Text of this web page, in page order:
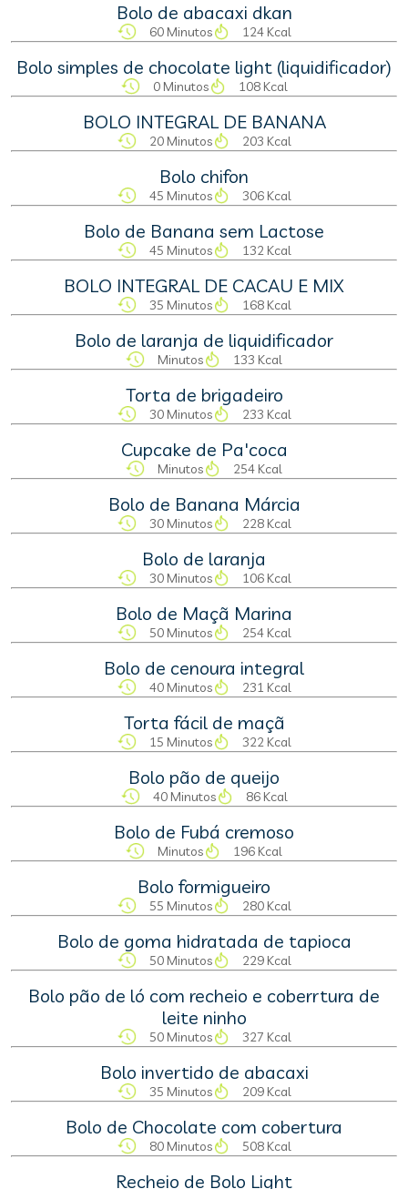
Bolo de abacaxi dkan
60 Minutos 124 Kcal
Bolo simples de chocolate light (liquidificador)
0 Minutos 108 Kcal
BOLO INTEGRAL DE BANANA
20 Minutos 203 Kcal
Bolo chifon
45 Minutos 306 Kcal
Bolo de Banana sem Lactose
45 Minutos 132 Kcal
BOLO INTEGRAL DE CACAU E MIX
35 Minutos 168 Kcal
Bolo de laranja de liquidificador
Minutos 133 Kcal
Torta de brigadeiro
30 Minutos 233 Kcal
Cupcake de Pa'coca
Minutos 254 Kcal
Bolo de Banana Márcia
30 Minutos 228 Kcal
Bolo de laranja
30 Minutos 106 Kcal
Bolo de Maçã Marina
50 Minutos 254 Kcal
Bolo de cenoura integral
40 Minutos 231 Kcal
Torta fácil de maçã
15 Minutos 322 Kcal
Bolo pão de queijo
40 Minutos 86 Kcal
Bolo de Fubá cremoso
Minutos 196 Kcal
Bolo formigueiro
55 Minutos 280 Kcal
Bolo de goma hidratada de tapioca
50 Minutos 229 Kcal
Bolo pão de ló com recheio e coberrtura de
leite ninho
50 Minutos 327 Kcal
Bolo invertido de abacaxi
35 Minutos 209 Kcal
Bolo de Chocolate com cobertura
80 Minutos 508 Kcal
Recheio de Bolo Light